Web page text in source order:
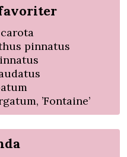
pinnatus
’Fontaine’